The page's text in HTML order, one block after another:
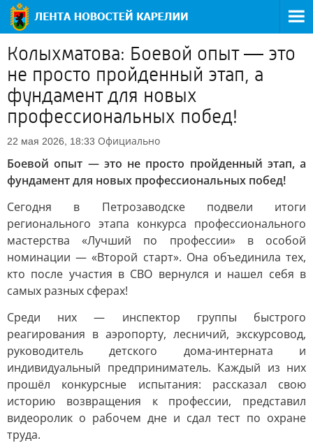
Колыхматова: Боевой опыт — это
не просто пройденный этап, а
фундамент для новых
профессиональных побед!
22 мая 2026, 18:33 Официально
Боевой опыт — это не просто пройденный этап, а
фундамент для новых профессиональных побед!
Сегодня в Петрозаводске подвели итоги
регионального этапа конкурса профессионального
мастерства «Лучший по профессии» в особой
номинации — «Второй старт». Она объединила тех,
кто после участия в СВО вернулся и нашел себя в
самых разных сферах!
Среди них — инспектор группы быстрого
реагирования в аэропорту, лесничий, экскурсовод,
руководитель детского дома-интерната и
индивидуальный предприниматель. Каждый из них
прошёл конкурсные испытания: рассказал свою
историю возвращения к профессии, представил
видеоролик о рабочем дне и сдал тест по охране
труда.